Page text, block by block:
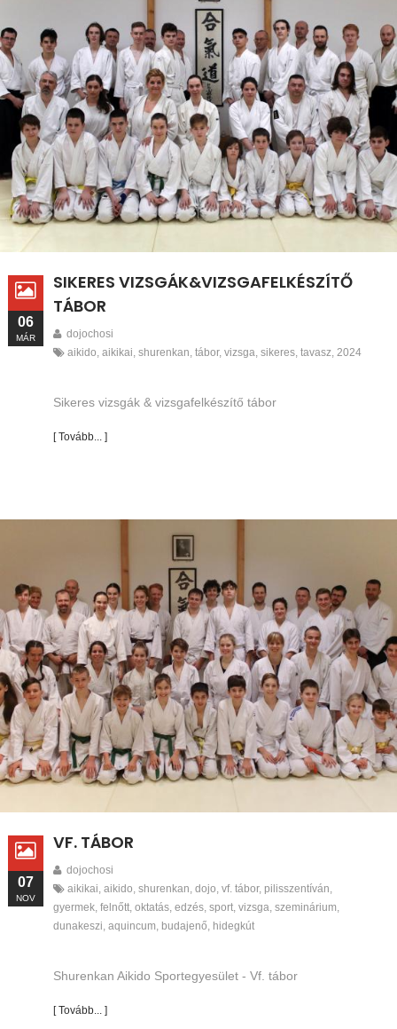
SIKERES VIZSGÁK&VIZSGAFELKÉSZÍTŐ
TÁBOR
dojochosi
aikido, aikikai, shurenkan, tábor, vizsga, sikeres, tavasz, 2024
Sikeres vizsgák & vizsgafelkészítő tábor
[ Tovább... ]
06
MÁR
VF. TÁBOR
dojochosi
aikikai, aikido, shurenkan, dojo, vf. tábor, pilisszentíván,
gyermek, felnőtt, oktatás, edzés, sport, vizsga, szeminárium,
dunakeszi, aquincum, budajenő, hidegkút
Shurenkan Aikido Sportegyesület - Vf. tábor
[ Tovább... ]
07
NOV